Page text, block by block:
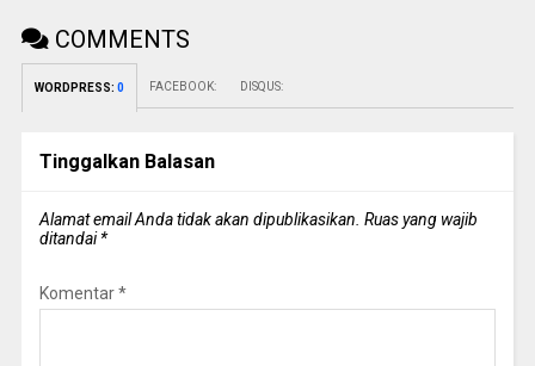
COMMENTS
WORDPRESS: 0 FACEBOOK: DISQUS:
Tinggalkan Balasan
Alamat email Anda tidak akan dipublikasikan. Ruas yang wajib
ditandai*
Komentar*